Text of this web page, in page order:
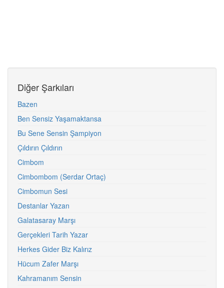
Diğer Şarkıları
Bazen
Ben Sensiz Yaşamaktansa
Bu Sene Sensin Şampiyon
Çıldırın Çıldırın
Cimbom
Cimbombom (Serdar Ortaç)
Cimbomun Sesi
Destanlar Yazan
Galatasaray Marşı
Gerçekleri Tarih Yazar
Herkes Gider Biz Kalırız
Hücum Zafer Marşı
Kahramanım Sensin